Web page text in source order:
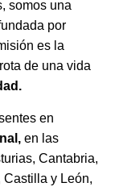
somos una
por
es la
de una vida
en
en las
Cantabria,
Castilla y León,